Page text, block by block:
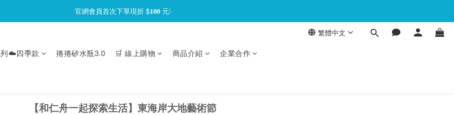
官網會員首次下單現折 $𝟏𝟎𝟎 元❕
官網會員首次下單現折 $𝟏𝟎𝟎 元❕
官網會員首次下單現折 $𝟏𝟎𝟎 元❕
繁體中文
列☁️四季款 捲捲矽水瓶3.0 🛒 線上購物 商品介紹
企業合作
【和仁舟一起探索生活】東海岸大地藝術節